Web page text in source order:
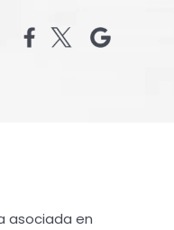
asociada en